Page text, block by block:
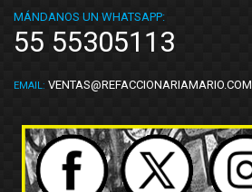
MÁNDANOS UN WHATSAPP:
55 55305113
EMAIL: VENTAS@REFACCIONARIAMARIO.COM